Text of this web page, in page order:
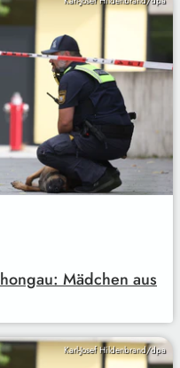
Mädchen aus
Karl-Josef Hildenbrand/dpa